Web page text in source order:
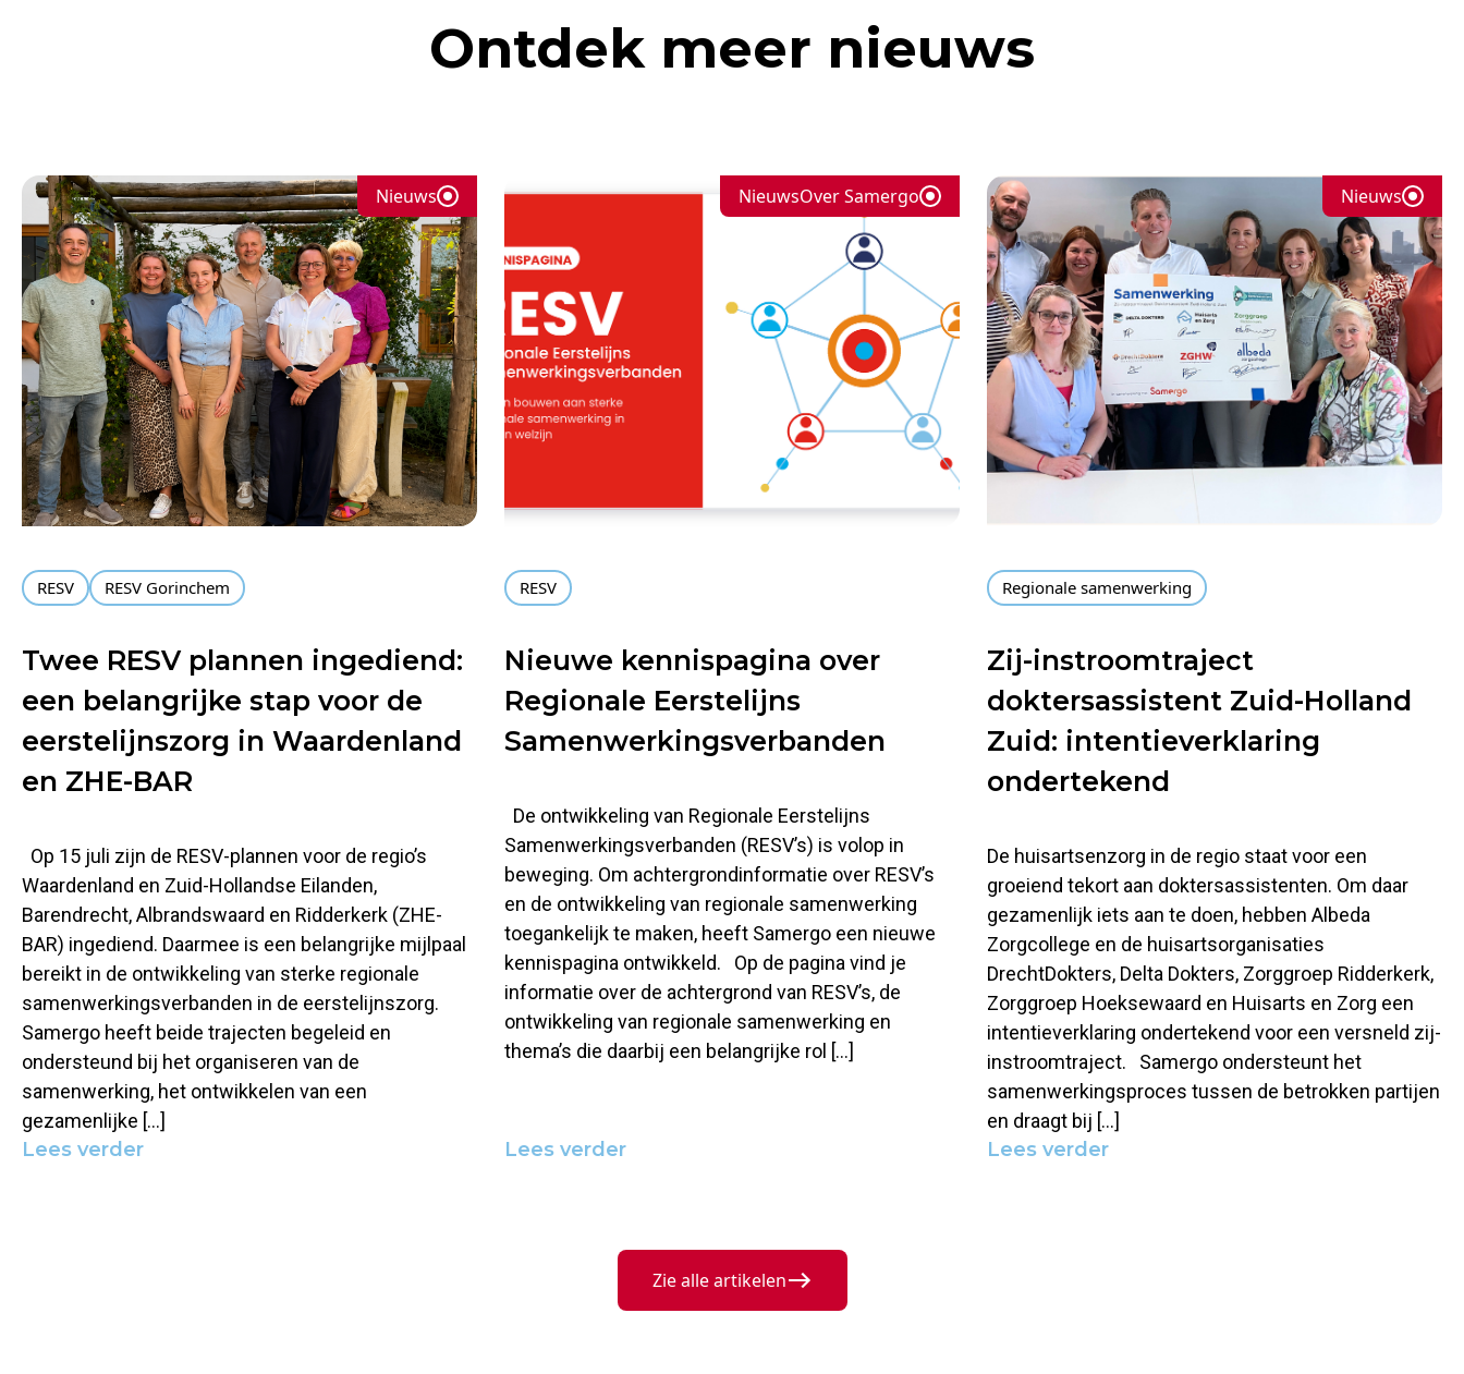
Ontdek meer nieuws
Nieuws
RESV RESV Gorinchem
Twee RESV plannen ingediend:
een belangrijke stap voor de
eerstelijnszorg in Waardenland
en ZHE-BAR
Op 15 juli zijn de RESV-plannen voor de regio’s
Waardenland en Zuid-Hollandse Eilanden,
Barendrecht, Albrandswaard en Ridderkerk (ZHE-
BAR) ingediend. Daarmee is een belangrijke mijlpaal
bereikt in de ontwikkeling van sterke regionale
samenwerkingsverbanden in de eerstelijnszorg.
Samergo heeft beide trajecten begeleid en
ondersteund bij het organiseren van de
samenwerking, het ontwikkelen van een
gezamenlijke […]
Lees verder
NieuwsOver Samergo
RESV
Nieuwe kennispagina over
Regionale Eerstelijns
Samenwerkingsverbanden
De ontwikkeling van Regionale Eerstelijns
Samenwerkingsverbanden (RESV’s) is volop in
beweging. Om achtergrondinformatie over RESV’s
en de ontwikkeling van regionale samenwerking
toegankelijk te maken, heeft Samergo een nieuwe
kennispagina ontwikkeld. Op de pagina vind je
informatie over de achtergrond van RESV’s, de
ontwikkeling van regionale samenwerking en
thema’s die daarbij een belangrijke rol […]
Lees verder
Nieuws
Regionale samenwerking
Zij-instroomtraject
doktersassistent Zuid-Holland
Zuid: intentieverklaring
ondertekend
De huisartsenzorg in de regio staat voor een
groeiend tekort aan doktersassistenten. Om daar
gezamenlijk iets aan te doen, hebben Albeda
Zorgcollege en de huisartsorganisaties
DrechtDokters, Delta Dokters, Zorggroep Ridderkerk,
Zorggroep Hoeksewaard en Huisarts en Zorg een
intentieverklaring ondertekend voor een versneld zij-
instroomtraject. Samergo ondersteunt het
samenwerkingsproces tussen de betrokken partijen
en draagt bij […]
Lees verder
Zie alle artikelen